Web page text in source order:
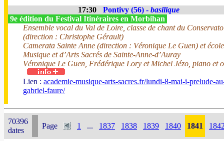
17:30 Pontivy (56) - basilique
9e édition du Festival Itinéraires en Morbihan
Ensemble vocal du Val de Loire, classe de chant du
(direction : Christophe Gérault)
Camerata Sainte Anne (direction : Véronique Le Guen) et
Musique et d’Arts Sacrés de Sainte-Anne-d’Auray
Véronique Le Guen, Frédérique Lory et Michel Jézo, piano et
Lien : academie-musique-arts-sacres.fr/lundi-8-mai-i-prelude-
gabriel-faure/
70396
dates
Page 1 ... 1837 1838 1839 1840 1841